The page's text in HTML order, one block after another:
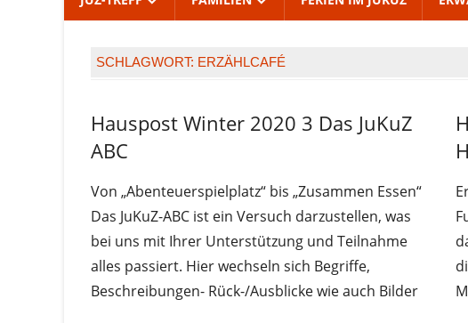
SCHLAGWORT: ERZÄHLCAFÉ
Hauspost
Winter
2020
Hauspost Winter 2020 3 Das JuKuZ
ABC
Von „Abenteuerspielplatz“ bis „Zusammen Essen“
Das JuKuZ-ABC ist ein Versuch darzustellen, was
bei uns mit Ihrer Unterstützung und Teilnahme
alles passiert. Hier wechseln sich Begriffe,
Beschreibungen- Rück-/Ausblicke wie auch Bilder